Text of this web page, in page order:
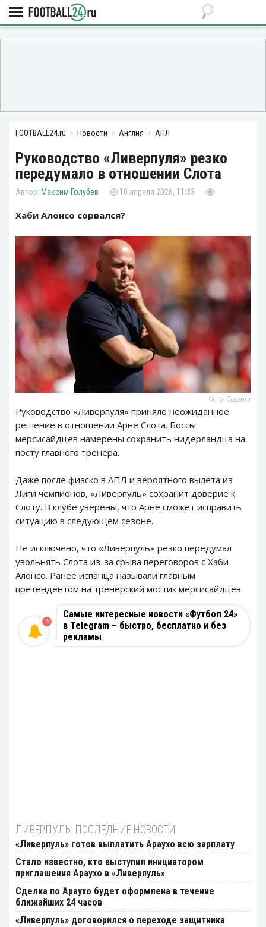
FOOTBALL24.ru Новости Англия АПЛ
Руководство «Ливерпуля» резко
передумало в отношении Слота
Максим Голубев 10 апреля 2026, 11:33
Хаби Алонсо сорвался?
Фото: Соцсети
Руководство «Ливерпуля» приняло неожиданное
решение в отношении Арне Слота. Боссы
мерсисайдцев намерены сохранить нидерландца на
посту главного тренера.
Даже после фиаско в АПЛ и вероятного вылета из
Лиги чемпионов, «Ливерпуль» сохранит доверие к
Слоту. В клубе уверены, что Арне сможет исправить
ситуацию в следующем сезоне.
Не исключено, что «Ливерпуль» резко передумал
увольнять Слота из-за срыва переговоров с Хаби
Алонсо. Ранее испанца называли главным
претендентом на тренерский мостик мерсисайдцев.
Самые интересные новости «Футбол 24»
в Telegram – быстро, бесплатно и без
рекламы
1
ЛИВЕРПУЛЬ: ПОСЛЕДНИЕ НОВОСТИ
«Ливерпуль» готов выплатить Араухо всю зарплату
Стало известно, кто выступил инициатором
приглашения Араухо в «Ливерпуль»
Сделка по Араухо будет оформлена в течение
ближайших 24 часов
«Ливерпуль» договорился о переходе защитника